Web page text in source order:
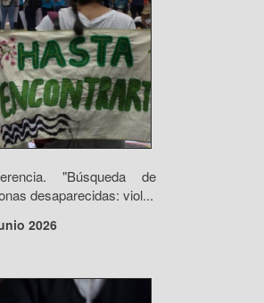
"Búsqueda de
desaparecidas: viol...
2026